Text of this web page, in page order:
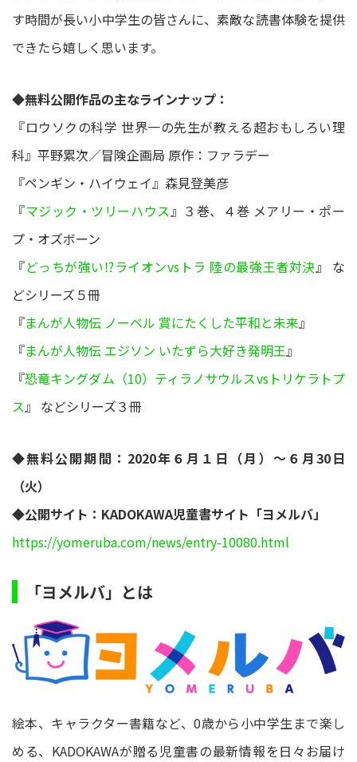
す時間が長い小中学生の皆さんに、素敵な読書体験を提供
できたら嬉しく思います。
◆無料公開作品の主なラインナップ：
『ロウソクの科学 世界一の先生が教える超おもしろい理
科』平野累次／冒険企画局 原作：ファラデー
『ペンギン・ハイウェイ』森見登美彦
『マジック・ツリーハウス』３巻、４巻 メアリー・ポー
プ・オズボーン
『どっちが強い⁉ライオンvsトラ 陸の最強王者対決』 な
どシリーズ５冊
『まんが人物伝 ノーベル 賞にたくした平和と未来』
『まんが人物伝 エジソン いたずら大好き発明王』
『恐竜キングダム（10）ティラノサウルスvsトリケラトプ
ス』 などシリーズ３冊
◆無料公開期間：2020年６月１日（月）～６月30日
（火）
◆公開サイト：KADOKAWA児童書サイト「ヨメルバ」
https://yomeruba.com/news/entry-10080.html
「ヨメルバ」とは
絵本、キャラクター書籍など、0歳から小中学生まで楽し
める、KADOKAWAが贈る児童書の最新情報を日々お届け